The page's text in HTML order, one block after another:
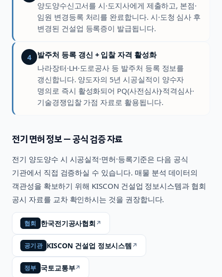
양도양수신고서를 시·도지사에게 제출하고, 본점·
임원 변경등록 처리를 완료합니다. 시·도청 심사 후
변경된 건설업 등록증이 발급됩니다.
4
발주처 등록 갱신 + 입찰 자격 활성화
나라장터·LH·도로공사 등 발주처 등록 정보를
갱신합니다. 양도자의 5년 시공실적이 양수자
명의로 즉시 활성화되어 PQ(사전심사)·적격심사·
기술경쟁입찰 가점 자료로 활용됩니다.
전기면허 정보 — 공식 검증 자료
전기 양도양수 시 시공실적·면허·등록기준은 다음 공식
기관에서 직접 검증하실 수 있습니다. 매물 분석 데이터의
객관성을 확보하기 위해 KISCON 건설업 정보시스템과 협회
공시 자료를 교차 확인하시는 것을 권장합니다.
협회 한국전기공사협회↗
공기관 KISCON 건설업 정보시스템↗
정부 국토교통부↗